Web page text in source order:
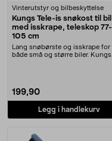
Vinterutstyr og bilbeskyttelse
Kungs Tele-is snøkost til bil
med isskrape, teleskop 77-
105 cm
Lang snøbørste og isskrape for
både små og større biler. Kungs
199,90
Legg i handlekurv